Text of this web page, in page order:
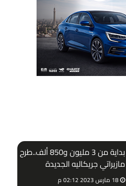
بداية من 3 مليون و850 ألف..طرح
مازيراتي جريكاليه الجديدة
18 مارس 2023 02:12 م